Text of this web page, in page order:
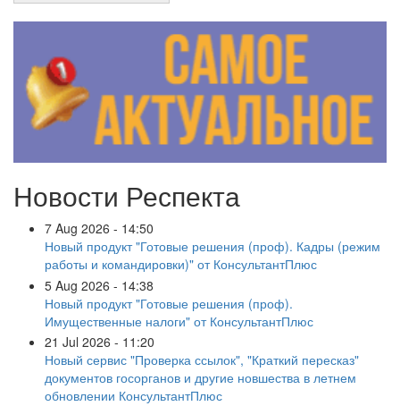
Новости Респекта
7 Aug 2026 - 14:50
Новый продукт "Готовые решения (проф). Кадры (режим
работы и командировки)" от КонсультантПлюс
5 Aug 2026 - 14:38
Новый продукт "Готовые решения (проф).
Имущественные налоги" от КонсультантПлюс
21 Jul 2026 - 11:20
Новый сервис "Проверка ссылок", "Краткий пересказ"
документов госорганов и другие новшества в летнем
обновлении КонсультантПлюс